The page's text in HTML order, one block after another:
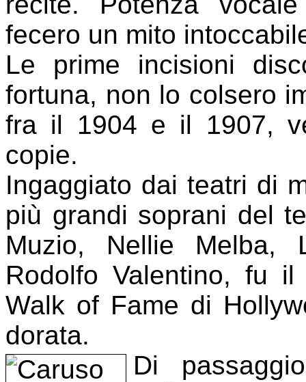
fecero un mito
Le prime incisioni
fortuna, non lo colsero
fra il 1904 e il 1907,
copie.
Ingaggiato dai teatri di
più grandi soprani del
Muzio, Nellie Melba,
Rodolfo Valentino, fu
Walk of Fame di
dorata.
Di